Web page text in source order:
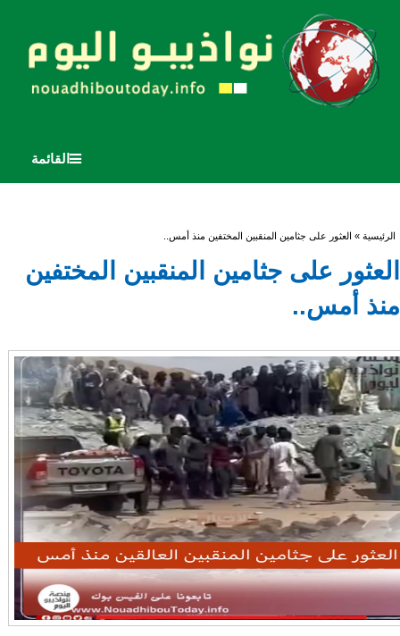
القائمة
أنت هنا
الرئيسية » العثور على جثامين المنقبين المختفين منذ أمس..
العثور على جثامين المنقبين المختفين
منذ أمس..